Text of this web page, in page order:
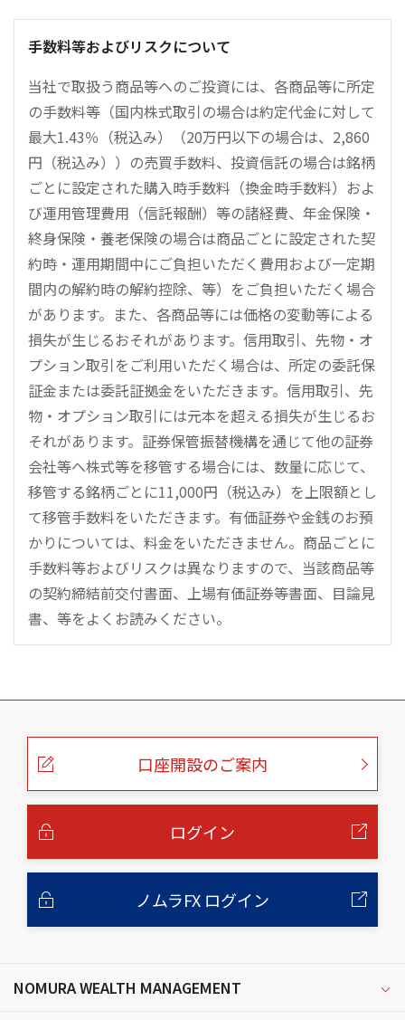
手数料等およびリスクについて
当社で取扱う商品等へのご投資には、各商品等に所定
の手数料等（国内株式取引の場合は約定代金に対して
最大1.43％（税込み）（20万円以下の場合は、2,860
円（税込み））の売買手数料、投資信託の場合は銘柄
ごとに設定された購入時手数料（換金時手数料）およ
び運用管理費用（信託報酬）等の諸経費、年金保険・
終身保険・養老保険の場合は商品ごとに設定された契
約時・運用期間中にご負担いただく費用および一定期
間内の解約時の解約控除、等）をご負担いただく場合
があります。また、各商品等には価格の変動等による
損失が生じるおそれがあります。信用取引、先物・オ
プション取引をご利用いただく場合は、所定の委託保
証金または委託証拠金をいただきます。信用取引、先
物・オプション取引には元本を超える損失が生じるお
それがあります。証券保管振替機構を通じて他の証券
会社等へ株式等を移管する場合には、数量に応じて、
移管する銘柄ごとに11,000円（税込み）を上限額とし
て移管手数料をいただきます。有価証券や金銭のお預
かりについては、料金をいただきません。商品ごとに
手数料等およびリスクは異なりますので、当該商品等
の契約締結前交付書面、上場有価証券等書面、目論見
書、等をよくお読みください。
こ
口座開設のご案内
ログイン
ノムラFX ログイン
NOMURA WEALTH MANAGEMENT